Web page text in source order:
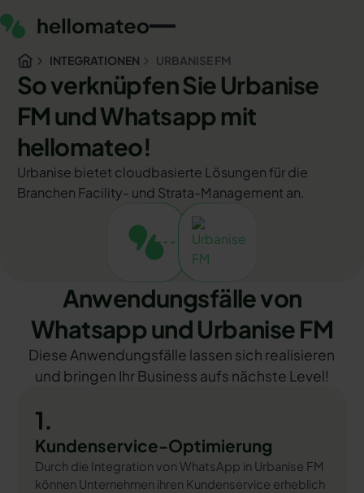
INTEGRATIONEN URBANISE FM
So verknüpfen Sie Urbanise
FM und Whatsapp mit
hellomateo!
Urbanise bietet cloudbasierte Lösungen für die
Branchen Facility- und Strata-Management an.
Anwendungsfälle von
Whatsapp und Urbanise FM
Diese Anwendungsfälle lassen sich realisieren
und bringen Ihr Business aufs nächste Level!
1.
Kundenservice-Optimierung
Durch die Integration von WhatsApp in Urbanise FM
können Unternehmen ihren Kundenservice erheblich